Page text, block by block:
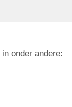
onder andere: